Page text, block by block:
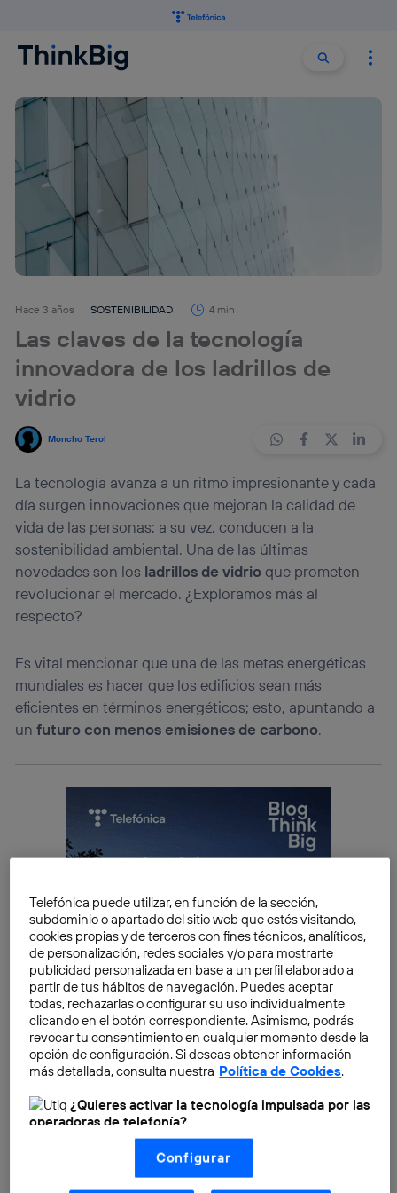
Buscar
Hace 3 años SOSTENIBILIDAD 4 min
Las claves de la tecnología
innovadora de los ladrillos de
vidrio
Moncho Terol
La tecnología avanza a un ritmo impresionante y cada
día surgen innovaciones que mejoran la calidad de
vida de las personas; a su vez, conducen a la
sostenibilidad ambiental. Una de las últimas
novedades son los ladrillos de vidrioque prometen
revolucionar el mercado. ¿Exploramos más al
respecto?
Es vital mencionar que una de las metas energéticas
mundiales es hacer que los edificios sean más
eficientes en términos energéticos; esto, apuntando a
unfuturo con menos emisiones de carbono.
Además, el Programa de las Naciones Unidas para el
Medio Ambiente (PNUMA) ha informado que el
consumo de energía en los edificios ha seguido
creciendo en los últimos años, en lugar de disminuir.
Telefónica puede utilizar, en función de la sección,
subdominio o apartado del sitio web que estés visitando,
cookies propias y de terceros con fines técnicos, analíticos,
de personalización, redes sociales y/o para mostrarte
publicidad personalizada en base a un perfil elaborado a
partir de tus hábitos de navegación. Puedes aceptar
todas, rechazarlas o configurar su uso individualmente
clicando en el botón correspondiente. Asimismo, podrás
revocar tu consentimiento en cualquier momento desde la
opción de configuración. Si deseas obtener información
más detallada, consulta nuestra Política de Cookies.
¿Quieres activar la tecnología impulsada por las
operadoras de telefonía?
Nosotros, Telefónica S.A., utilizamos la tecnología Utiq para
realizar nuestras acciones de marketing digital o análisis
(como se describe en este aviso de consentimiento)
basadas en tu navegación en nuestra(s) web(s)
Configurar